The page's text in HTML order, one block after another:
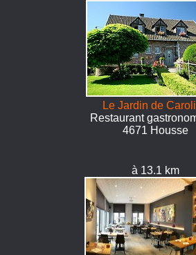
Le Jardin de
Restaurant
4671 Housse
à 13.1 km